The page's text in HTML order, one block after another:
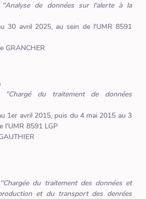
"Analyse de données sur l'alerte à la
30 avril 2025, au sein de l'UMR 8591
GRANCHER
"Chargé du traitement de données
1er avril 2015, puis du 4 mai 2015 au 3
l'UMR 8591 LGP
du traitement des données et
et du transport des denrées